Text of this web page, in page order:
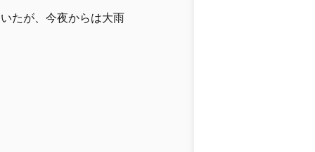
たが、今夜からは大雨